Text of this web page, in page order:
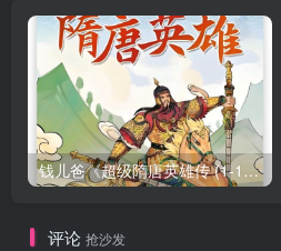
钱儿爸《超级隋唐英雄传 (1-10季) +超级隋唐英雄后传 (1-4季）
评论 抢沙发